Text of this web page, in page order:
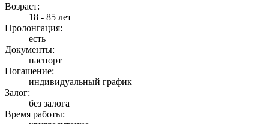
Возраст:
18 - 85 лет
Пролонгация:
есть
Документы:
паспорт
Погашение:
индивидуальный график
Залог:
без залога
Время работы: